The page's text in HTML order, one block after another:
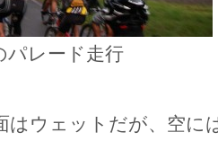
パレード走行
はウェットだが、空に